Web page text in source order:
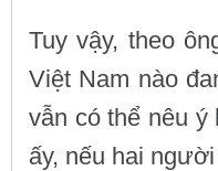
Tuy vậy, theo
Việt Nam nào
vẫn có thể nêu
ấy, nếu hai